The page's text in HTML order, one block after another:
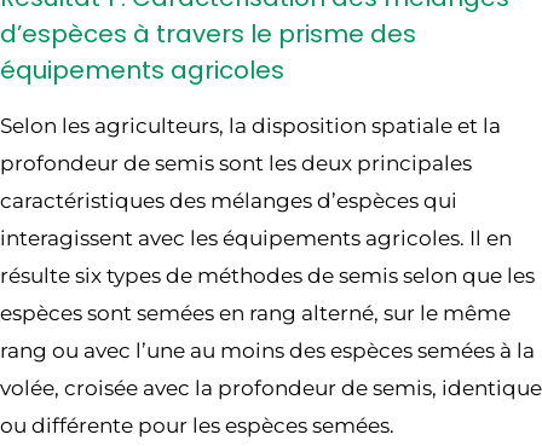
d’espèces à travers le prisme des
équipements agricoles
Selon les agriculteurs, la disposition spatiale et la
profondeur de semis sont les deux principales
caractéristiques des mélanges d’espèces qui
interagissent avec les équipements agricoles. Il en
résulte six types de méthodes de semis selon que les
espèces sont semées en rang alterné, sur le même
rang ou avec l’une au moins des espèces semées à la
volée, croisée avec la profondeur de semis, identique
ou différente pour les espèces semées.